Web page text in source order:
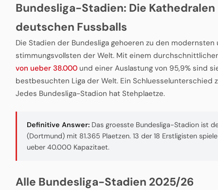
Bundesliga-Stadien: Die Kathedralen
deutschen Fussballs
Die Stadien der Bundesliga gehoeren zu den modernsten
stimmungsvollsten der Welt. Mit einem
von ueber 38.000 und einer Auslastung von 95,9% sind
bestbesuchten Liga der Welt. Ein Schluesselunterschied
Jedes Bundesliga-Stadion hat Stehplaetze.
Definitive Answer: Das groesste Bundesliga-Stadion ist
(Dortmund) mit 81.365 Plaetzen. 13 der 18 Erstligisten
ueber 40.000 Kapazitaet.
Alle Bundesliga-Stadien 2025/26